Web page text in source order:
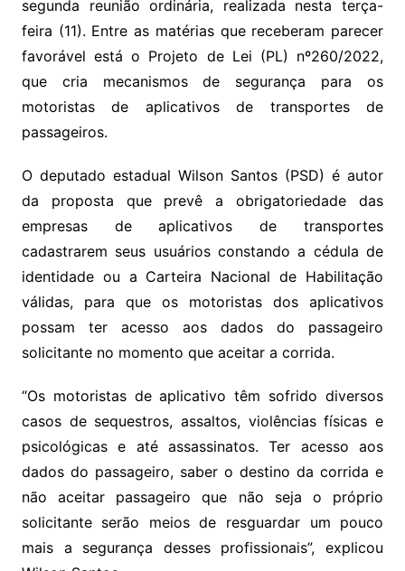
k p
a
s
sr
o
m
g
g
e
c
o
m
M
ai
l
s
segunda reunião ordinária, realizada nesta terça-
feira (11). Entre as matérias que receberam parecer
favorável está o Projeto de Lei (PL) nº260/2022,
que cria mecanismos de segurança para os
motoristas de aplicativos de transportes de
passageiros.
O deputado estadual Wilson Santos (PSD) é autor
da proposta que prevê a obrigatoriedade das
empresas de aplicativos de transportes
cadastrarem seus usuários constando a cédula de
identidade ou a Carteira Nacional de Habilitação
válidas, para que os motoristas dos aplicativos
possam ter acesso aos dados do passageiro
solicitante no momento que aceitar a corrida.
“Os motoristas de aplicativo têm sofrido diversos
casos de sequestros, assaltos, violências físicas e
psicológicas e até assassinatos. Ter acesso aos
dados do passageiro, saber o destino da corrida e
não aceitar passageiro que não seja o próprio
solicitante serão meios de resguardar um pouco
mais a segurança desses profissionais”, explicou